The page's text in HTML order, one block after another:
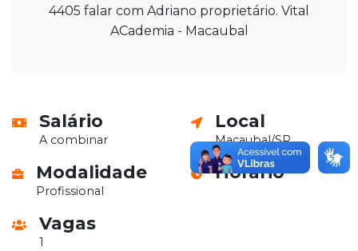
4405 falar com Adriano proprietário. Vital
ACademia - Macaubal
Salário
A combinar
Local
Macaubal/SP
Modalidade
Profissional
Horário
Vagas
1